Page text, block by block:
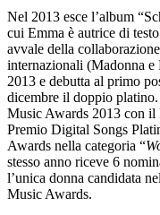
Nel 2013 esce l’album
cui Emma è autrice di
avvale della
internazionali (Madonna
2013 e debutta al primo
dicembre il doppio
Music Awards 2013 con
Premio Digital Songs
Awards nella categoria “
stesso anno riceve 6
l’unica donna candidata
Music Awards.